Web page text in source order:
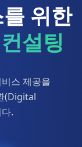
위한
설팅
스 제공을
(Digital
.